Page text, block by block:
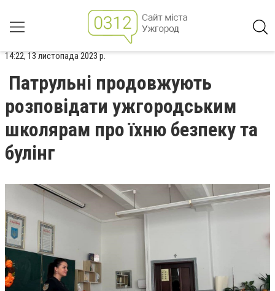
14:22, 13 листопада 2023 р.
Патрульні продовжують
розповідати ужгородським
школярам про їхню безпеку та
булінг